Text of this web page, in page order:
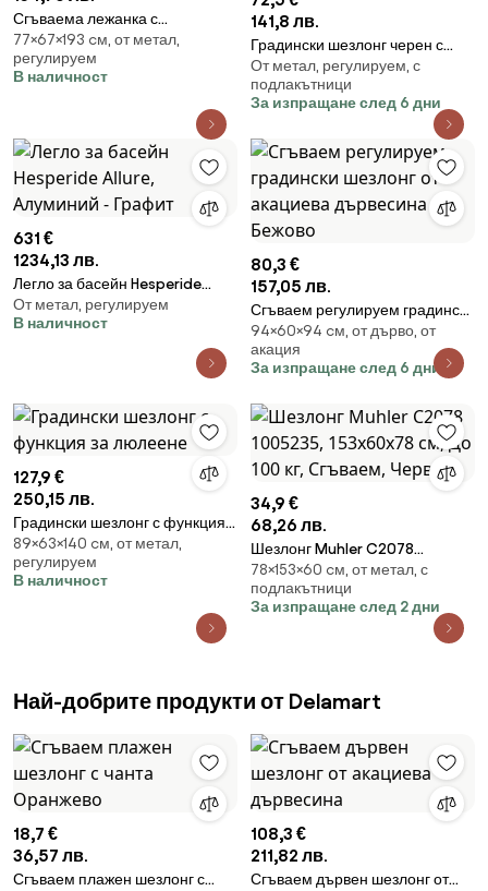
Сгъваема лежанка с
възглавница в сив цвят
77×67×193 cм, от метал,
регулируем
В наличност
141,8 лв.
Градински шезлонг черен с
поставка за напитки
От метал, регулируем, с
подлакътници
За изпращане след 6 дни
631 €
1234,13 лв.
Легло за басейн Hesperide
Allure, Алуминий - Графит
От метал, регулируем
В наличност
80,3 €
157,05 лв.
Сгъваем регулируем градински
шезлонг от акациева
дървесина Бежово
94×60×94 cм, от дърво, от
акация
За изпращане след 6 дни
127,9 €
250,15 лв.
Градински шезлонг с функция
за люлеене
89×63×140 cм, от метал,
регулируем
В наличност
34,9 €
68,26 лв.
Шезлонг Muhler C2078
1005235, 153х60х78 см, До 100
кг, Сгъваем, Червен
78×153×60 cм, от метал, с
подлакътници
За изпращане след 2 дни
Най-добрите продукти от Delamart
18,7 €
36,57 лв.
Сгъваем плажен шезлонг с
108,3 €
211,82 лв.
Сгъваем дървен шезлонг от